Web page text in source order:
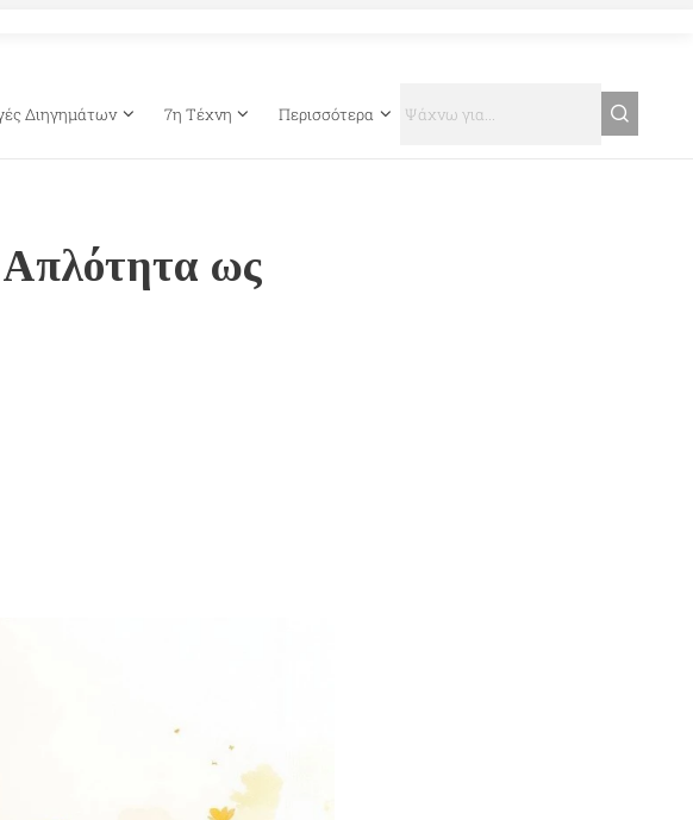
Διηγημάτων 7η Τέχνη Περισσότερα
ως